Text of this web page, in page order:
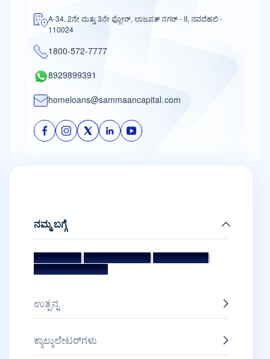
A-34, 2ನೇ ಮತ್ತು 3ನೇ ಫ್ಲೋರ್, ಲಾಜಪತ್ ನಗರ್ - II, ನವದೆಹಲಿ -
110024
1800-572-7777
8929899391
homeloans@sammaancapital.com
ನಮ್ಮ ಬಗ್ಗೆ
ಧ್ಯೇಯ ಮತ್ತು ಗುರಿ|ಮ್ಯಾನೇಜ್‌ಮೆಂಟ್ ಟೀಮ್|ನಿರ್ದೇಶಕರ ಮಂಡಳಿ|
ಪ್ರಶಸ್ತಿಗಳು ಮತ್ತು ಗೌರವಗಳು
ಉತ್ಪನ್ನ
ಕ್ಯಾಲ್ಕುಲೇಟರ್‌ಗಳು